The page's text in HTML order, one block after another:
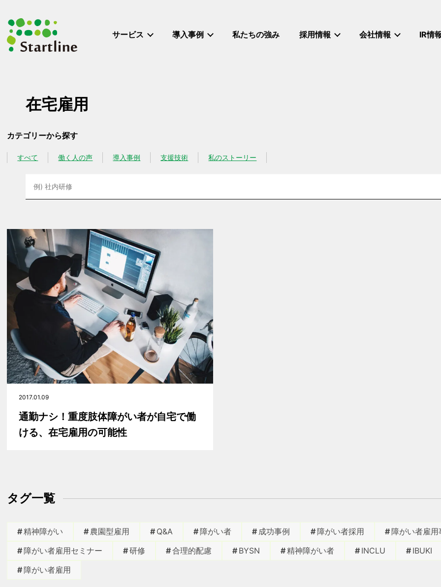
コ
サービス 導入事例 私たちの強み 採用情報 会社情報 IR情
在宅雇用
カテゴリーから探す
カテゴリー
すべて
カテゴリー
働く人の声
カテゴリー
導入事例
カテゴリー
支援技術
カテゴリー
私のストーリー
2017.01.09
通勤ナシ！重度肢体障がい者が自宅で働
ける、在宅雇用の可能性
タグ一覧
精神障がい 農園型雇用 Q&A 障がい者 成功事例 障がい者採用
障がい者雇用
障がい者雇用セミナー
研修 合理的配慮 BYSN 精神障がい者 INCLU
IBUKI
障がい者雇用